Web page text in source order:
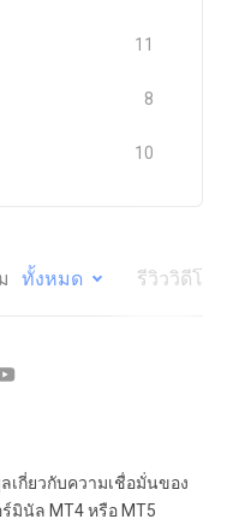
11
8
10
ทั้งหมด รีวิววิดีโอ
เกี่ยวกับความเชื่อมั่นของ
มินัล MT4 หรือ MT5